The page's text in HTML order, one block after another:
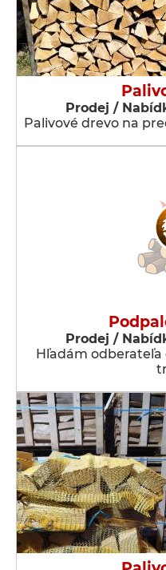
Prodej /
Palivové drevo na
Prodej /
Hľadám